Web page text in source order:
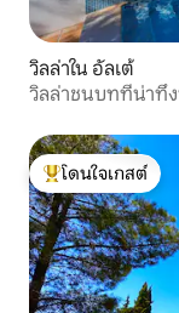
วิลล่าใน อัลเต้
วิลล่าชนบทที่น่าทึ่
โดนใจเกสต์ที่สุด
โดนใจเกสต์